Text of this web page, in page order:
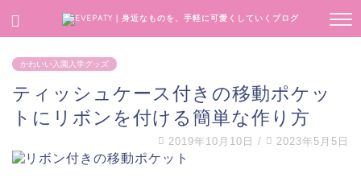
かわいい入園入学グッズ
ティッシュケース付きの移動ポケッ
トにリボンを付ける簡単な作り方
2019年10月10日 / 2023年5月5日